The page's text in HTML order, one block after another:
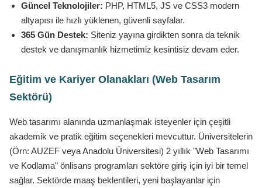
Güncel Teknolojiler: PHP, HTML5, JS ve CSS3 modern
altyapısı ile hızlı yüklenen, güvenli sayfalar.
365 Gün Destek: Siteniz yayına girdikten sonra da teknik
destek ve danışmanlık hizmetimiz kesintisiz devam eder.
Eğitim ve Kariyer Olanakları (Web Tasarım
Sektörü)
Web tasarımı alanında uzmanlaşmak isteyenler için çeşitli
akademik ve pratik eğitim seçenekleri mevcuttur. Üniversitelerin
(Örn: AUZEF veya Anadolu Üniversitesi) 2 yıllık "Web Tasarımı
ve Kodlama" önlisans programları sektöre giriş için iyi bir temel
sağlar. Sektörde maaş beklentileri, yeni başlayanlar için